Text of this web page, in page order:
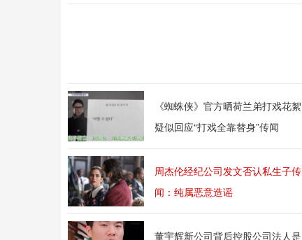
《蜘蛛侠》官方晒荷兰弟打戏花絮
疑似回应“打戏全靠替身”传闻
周杰伦经纪公司发文否认私生子传
闻：纯属恶意造谣
董宇辉新公司背后控股公司法人是